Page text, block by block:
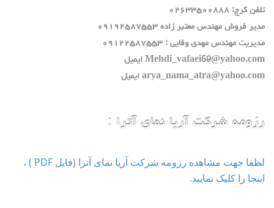
تلفن كرج: ٠٢٦٣٣٥٠٠٨٨٨
مدير فروش مهندس معتبر زاده ٠٩١٩٢٥٨٧٥٥٣
مديريت مهندس مهدي وفايي : ٠٩١٢٢٥٨٧٥٥٣
Mehdi_vafaei59@yahoo.com ايميل
arya_nama_atra@yahoo.com ايميل
رزومه شرکت آریا نمای آترا :
لطفا جهت مشاهده رزومه شرکت آریا نمای آترا (فایل PDF ) ،
اینجا را کلیک نمایید.